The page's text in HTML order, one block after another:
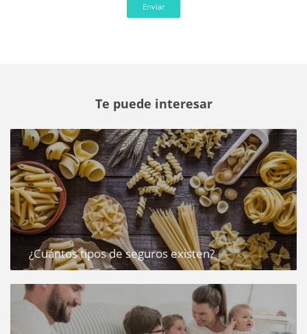
Enviar
Te puede interesar
¿Cuántos tipos de seguros existen?